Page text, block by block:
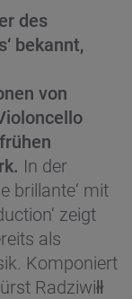
des
bekannt,
von
In der
brillante‘ mit
zeigt
als
Komponiert
Radziwiłł